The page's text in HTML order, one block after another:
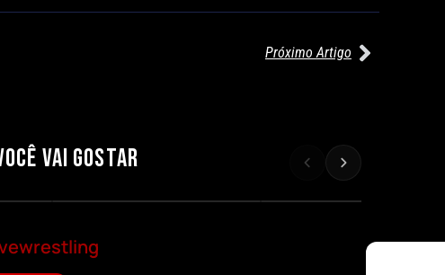
Próximo Artigo
VAI GOSTAR
AEW REDEMPTION
Por exclusivewrestling
COMBATE INTENSO
Por exclusivewrestling